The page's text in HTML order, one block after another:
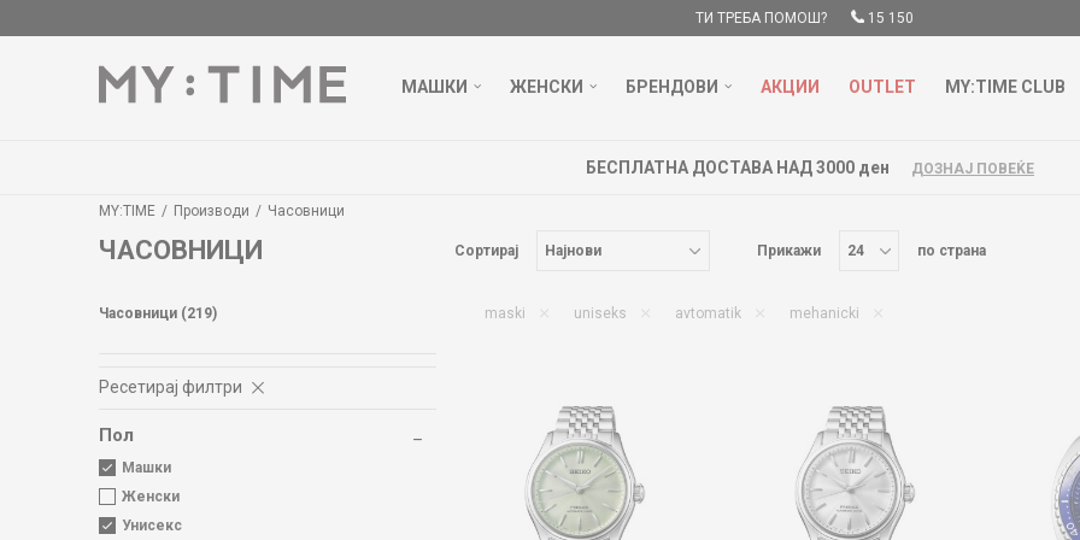
ТИ ТРЕБА ПОМОШ? 15 150
МАШКИ ЖЕНСКИ БРЕНДОВИ АКЦИИ OUTLET MY:TIME CLUB
MY:TIME Производи Часовници
ЧАСОВНИЦИ Сортирај Прикажи по страна
Часовници (219)
Ресетирај филтри
Пол
Машки
Женски
Унисекс
maski uniseks avtomatik mehanicki